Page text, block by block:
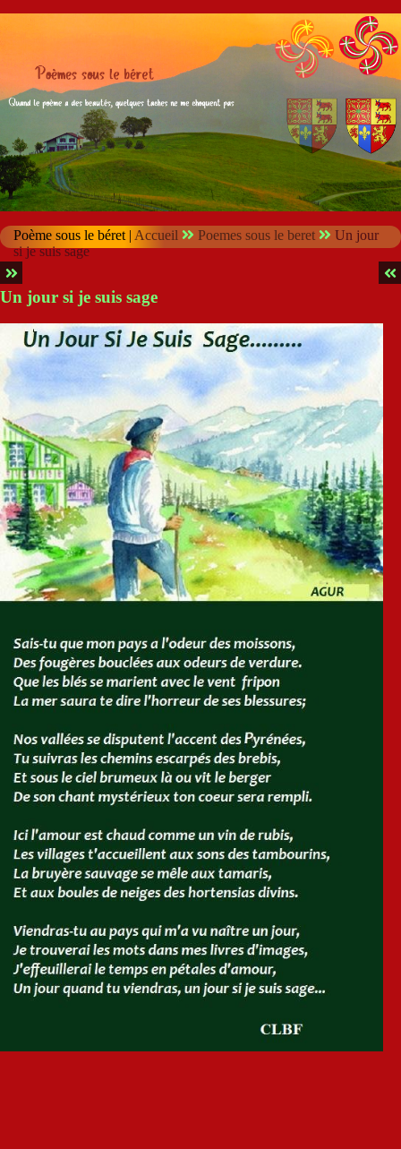
Poème sous le béret | Accueil Poemes sous le beret
Un jour
si je suis sage
Un jour si je suis sage